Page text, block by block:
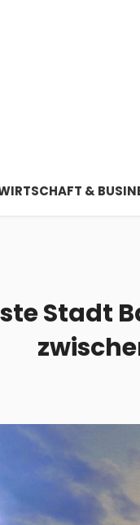
&
Stadt